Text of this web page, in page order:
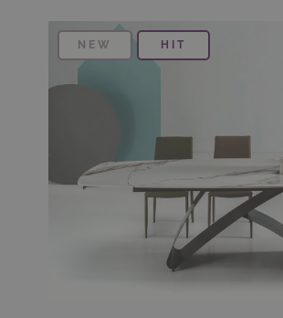
NEW HIT